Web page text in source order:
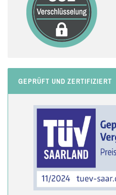
GEPRÜFT UND ZERTIFIZIERT